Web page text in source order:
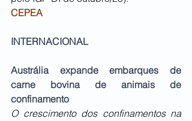
CEPEA
INTERNACIONAL
Austrália expande embarques de
carne bovina de animais de
confinamento
O crescimento dos confinamentos na